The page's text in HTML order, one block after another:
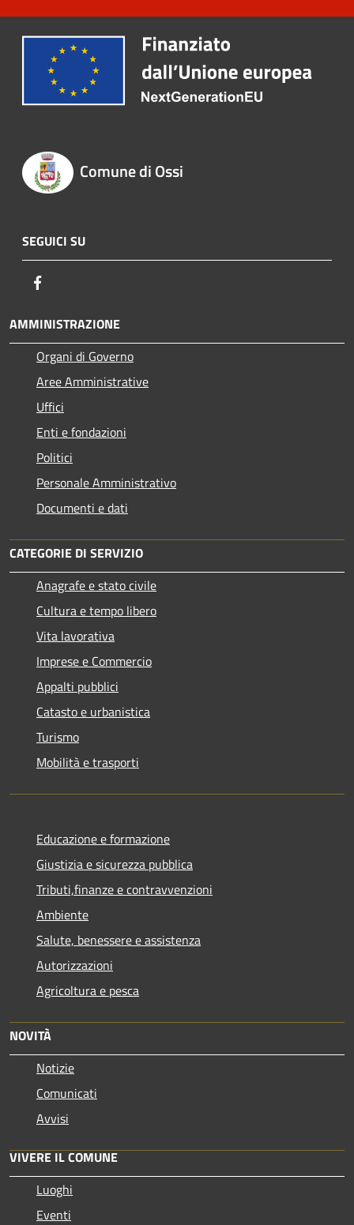
Comune di Ossi
SEGUICI SU
AMMINISTRAZIONE
Organi di Governo
Aree Amministrative
Uffici
Enti e fondazioni
Politici
Personale Amministrativo
Documenti e dati
CATEGORIE DI SERVIZIO
Anagrafe e stato civile
Cultura e tempo libero
Vita lavorativa
Imprese e Commercio
Appalti pubblici
Catasto e urbanistica
Turismo
Mobilità e trasporti
Educazione e formazione
Giustizia e sicurezza pubblica
Tributi,finanze e contravvenzioni
Ambiente
Salute, benessere e assistenza
Autorizzazioni
Agricoltura e pesca
NOVITÀ
Notizie
Comunicati
Avvisi
VIVERE IL COMUNE
Luoghi
Eventi